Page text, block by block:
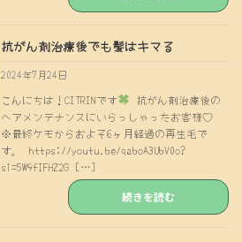
抗がん剤治療後でも髪はキマる
2024年7月24日
こんにちは！CITRINです
抗がん剤治療後の
ヘアメンテナンスにいらっしゃったお客様♡
※最終ケモからおよそ6ヶ月経過の再生毛で
す。 https://youtu.be/qaboA3UbV0o?
si=5W9fIFHZ2G […]
続きを読む